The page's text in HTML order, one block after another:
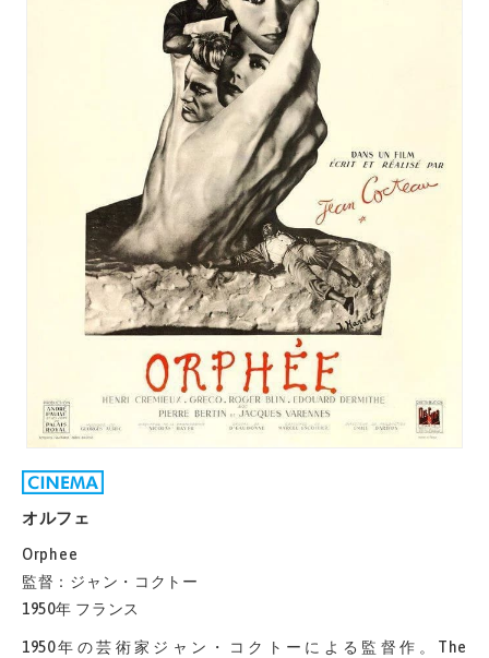
オルフェ
Orphee
監督：ジャン・コクトー
1950年 フランス
1950年の芸術家ジャン・コクトーによる監督作。The